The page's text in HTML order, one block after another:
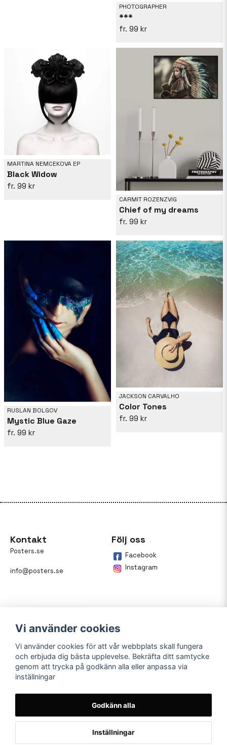
PHOTOGRAPHER
***
99 kr
MARTINA NEMCEKOVA EP
Black Widow
99 kr
CARMIT ROZENZVIG
Chief of my dreams
99 kr
RUSLAN BOLGOV
Mystic Blue Gaze
99 kr
JACKSON CARVALHO
Color Tones
99 kr
Kontakt
Posters.se
info@posters.se
Följ oss
Facebook
Instagram
Betalning
På posters.se kan du enkelt
Vi använder cookies
Vi använder cookies för att vår webbplats skall fungera
och erbjuda dig bästa upplevelse. Bekräfta ditt samtycke
genom att trycka på godkänn alla eller anpassa via
inställningar
Godkänn alla
Inställningar